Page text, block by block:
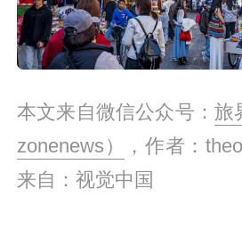
本文来自微信公众号： 旅
zonenews）
，作者：
来自：视觉中国